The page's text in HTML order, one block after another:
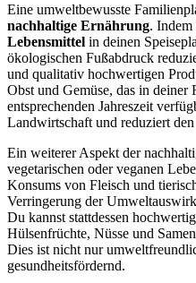
Eine umweltbewusste
nachhaltige Ernährung. Indem
Lebensmittel in deinen
ökologischen Fußabdruck
und qualitativ hochwertigen
Obst und Gemüse, das in
entsprechenden Jahreszeit
Landwirtschaft und reduziert
Ein weiterer Aspekt der
vegetarischen oder veganen
Konsums von Fleisch und
Verringerung der
Du kannst stattdessen
Hülsenfrüchte, Nüsse und
Dies ist nicht nur
gesundheitsfördernd.